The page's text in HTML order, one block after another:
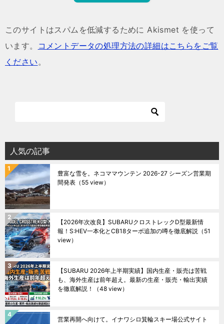
このサイトはスパムを低減するために Akismet を使って
います。
コメントデータの処理方法の詳細はこちらをご覧
ください。
人気の記事
豊富な雪を。ネコママウンテン 2026-27 シーズン営業期
間発表 （55 view）
【2026年次改良】SUBARUクロストレックD型最新情
報！S:HEV一本化とCB18ターボ追加の噂を徹底解説 （51
view）
【SUBARU 2026年上半期実績】国内生産・販売は苦戦
も、海外生産は前年超え。最新の生産・販売・輸出実績
を徹底解説！
（48 view）
営業再開へ向けて。イナワシロ箕輪スキー場公式サイト